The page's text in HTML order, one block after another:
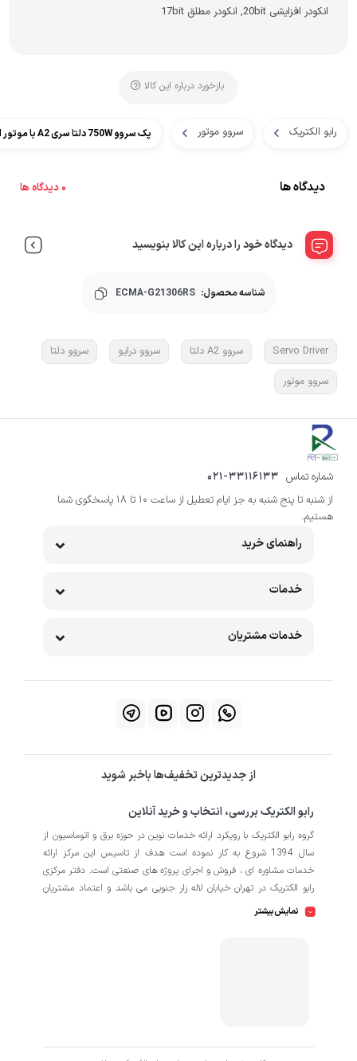
انکودر افزایشی 20bit, انکودر مطلق 17bit
بازخورد درباره این کالا
رابو الکتریک سروو موتور پک سروو 750W دلتا سری A2 با موتور 1000RPM
دیدگاه ها 0 دیدگاه ها
دیدگاه خود را درباره این کالا بنویسید
شناسه محصول: ECMA-G21306RS
Servo Driver سروو A2 دلتا سروو درایو
سروو دلتا
سروو موتور
شماره تماس 021-33116133
از شنبه تا پنج شنبه به جز ایام تعطیل از ساعت 10 تا 18 پاسخگوی شما
هستیم.
راهنمای خرید
خدمات
خدمات مشتریان
از جدیدترین تخفیف‌ها باخبر شوید
رابو الکتریک بررسی، انتخاب و خرید آنلاین
گروه رابو الکتریک با رویکرد ارائه خدمات نوین در حوزه برق و اتوماسیون از
سال 1394 شروع به کار نموده است هدف از تاسیس این مرکز ارائه
خدمات مشاوره ای ، فروش و اجرای پروژه های صنعتی است. دفتر مرکزی
رابو الکتریک در تهران خیابان لاله زار جنوبی می باشد و اعتماد مشتریان
باعث افتتاح شعبه دوم و کارگاه تابلو سازی نیز در منطقه صنعتی کمالشهر
کاربران برای خرید پیشنهاد می دهیم که از کیفیت بالا و پشتیبانی و
نمایش بیشتر